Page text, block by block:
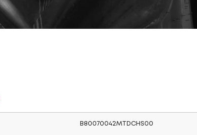
B80070042MTDCHS00